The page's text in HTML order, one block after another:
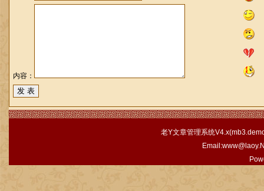
内容：
老Y文章管理系统V4.x(